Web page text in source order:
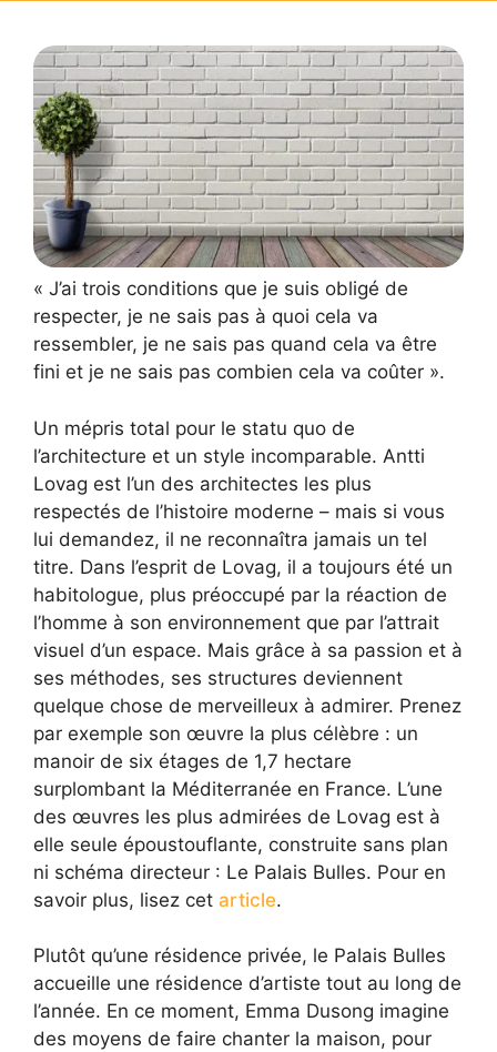
« J’ai trois conditions que je suis obligé de
respecter, je ne sais pas à quoi cela va
ressembler, je ne sais pas quand cela va être
fini et je ne sais pas combien cela va coûter ».
Un mépris total pour le statu quo de
l’architecture et un style incomparable. Antti
Lovag est l’un des architectes les plus
respectés de l’histoire moderne – mais si vous
lui demandez, il ne reconnaîtra jamais un tel
titre. Dans l’esprit de Lovag, il a toujours été un
habitologue, plus préoccupé par la réaction de
l’homme à son environnement que par l’attrait
visuel d’un espace. Mais grâce à sa passion et à
ses méthodes, ses structures deviennent
quelque chose de merveilleux à admirer. Prenez
par exemple son œuvre la plus célèbre : un
manoir de six étages de 1,7 hectare
surplombant la Méditerranée en France. L’une
des œuvres les plus admirées de Lovag est à
elle seule époustouflante, construite sans plan
ni schéma directeur : Le Palais Bulles. Pour en
savoir plus, lisez cet article.
Plutôt qu’une résidence privée, le Palais Bulles
accueille une résidence d’artiste tout au long de
l’année. En ce moment, Emma Dusong imagine
des moyens de faire chanter la maison, pour